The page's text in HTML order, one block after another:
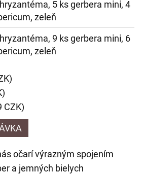
5 ks gerbera mini, 4
zeleň
9 ks gerbera mini, 6
zeleň
CZK)
očarí výrazným spojením
a jemných bielych